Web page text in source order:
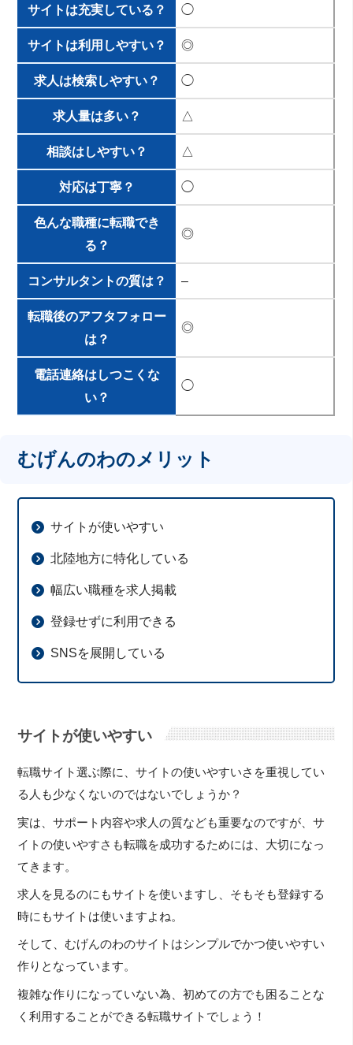
サイトは充実している？ ◯
サイトは利用しやすい？ ◎
求人は検索しやすい？ ◯
求人量は多い？ △
相談はしやすい？ △
対応は丁寧？ ◯
色んな職種に転職でき
る？
◎
コンサルタントの質は？ –
転職後のアフタフォロー
は？
◎
電話連絡はしつこくな
い？
◯
むげんのわのメリット
サイトが使いやすい
北陸地方に特化している
幅広い職種を求人掲載
登録せずに利用できる
SNSを展開している
サイトが使いやすい
転職サイト選ぶ際に、サイトの使いやすいさを重視してい
る人も少なくないのではないでしょうか？
実は、サポート内容や求人の質なども重要なのですが、サ
イトの使いやすさも転職を成功するためには、大切になっ
てきます。
求人を見るのにもサイトを使いますし、そもそも登録する
時にもサイトは使いますよね。
そして、むげんのわのサイトはシンプルでかつ使いやすい
作りとなっています。
複雑な作りになっていない為、初めての方でも困ることな
く利用することができる転職サイトでしょう！